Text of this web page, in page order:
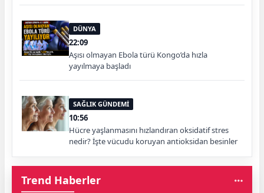
DÜNYA
22:09
Aşısı olmayan Ebola türü Kongo’da hızla
yayılmaya başladı
SAĞLIK GÜNDEMİ
10:56
Hücre yaşlanmasını hızlandıran oksidatif stres
nedir? İşte vücudu koruyan antioksidan besinler
Trend Haberler